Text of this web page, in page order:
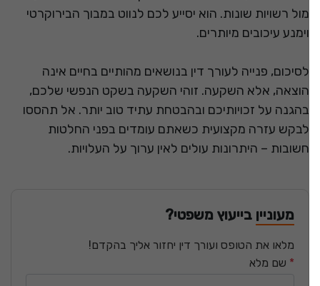
מול רשויות שונות. הוא יסייע לכם לנווט במבוך הבירוקרטי
וימנע עיכובים מיותרים.
לסיכום, פנייה לעורך דין בנושאים מהותיים בחיים אינה
הוצאה, אלא השקעה. זוהי השקעה בשקט הנפשי שלכם,
בהגנה על זכויותיכם ובהבטחת עתיד טוב יותר. אל תהססו
לבקש עזרה מקצועית כשאתם עומדים בפני החלטות
חשובות – היתרונות עולים לאין ערוך על העלויות.
מעוניין בייעוץ משפטי?
מלאו את הטופס ועורך דין יחזור אליך בהקדם!
שם מלא